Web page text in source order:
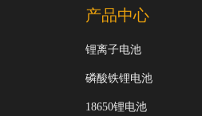
产品中心
锂离子电池
磷酸铁锂电池
18650锂电池